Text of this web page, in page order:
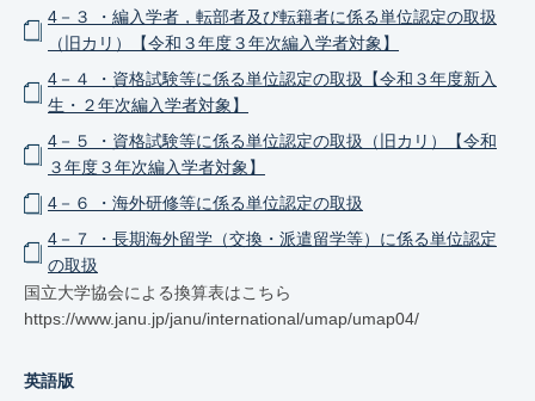
4－３ ・編入学者，転部者及び転籍者に係る単位認定の取扱
（旧カリ）【令和３年度３年次編入学者対象】
4－４ ・資格試験等に係る単位認定の取扱【令和３年度新入
生・２年次編入学者対象】
4－５ ・資格試験等に係る単位認定の取扱（旧カリ）【令和
３年度３年次編入学者対象】
4－６ ・海外研修等に係る単位認定の取扱
4－７ ・長期海外留学（交換・派遣留学等）に係る単位認定
の取扱
国立大学協会による換算表はこちら
https://www.janu.jp/janu/international/umap/umap04/
英語版